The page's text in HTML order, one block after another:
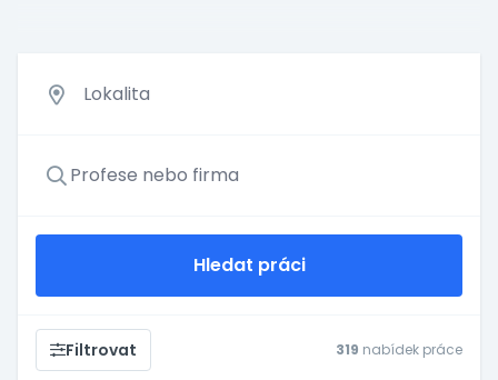
Hledat práci
Filtrovat 319 nabídek práce